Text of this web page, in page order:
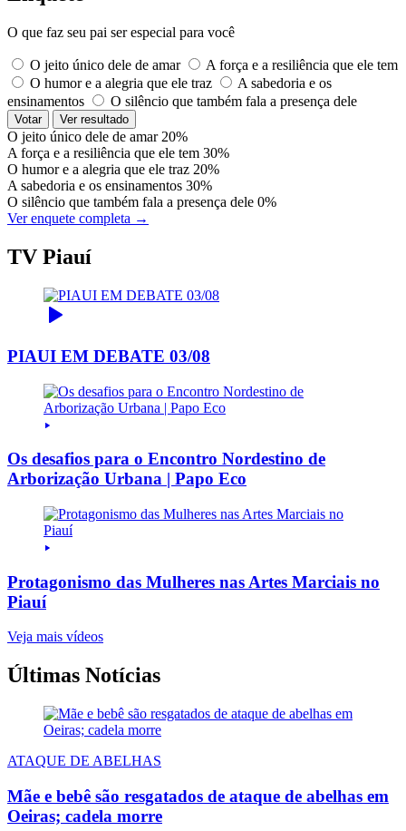
O que faz seu pai ser especial para você
O jeito único dele de amar
A força e a resiliência que ele tem
O humor e a alegria que ele traz
A sabedoria e os
ensinamentos
O silêncio que também fala a presença dele
Votar Ver resultado
O jeito único dele de amar 20%
A força e a resiliência que ele tem 30%
O humor e a alegria que ele traz 20%
A sabedoria e os ensinamentos 30%
O silêncio que também fala a presença dele 0%
Ver enquete completa →
TV Piauí
PIAUI EM DEBATE 03/08
Os desafios para o Encontro Nordestino de
Arborização Urbana | Papo Eco
Protagonismo das Mulheres nas Artes Marciais no
Piauí
Veja mais vídeos
Últimas Notícias
ATAQUE DE ABELHAS
Mãe e bebê são resgatados de ataque de abelhas em
Oeiras; cadela morre